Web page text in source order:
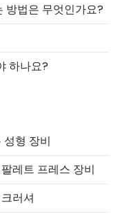
방법은 무엇인가요?
하나요?
형 장비
레트 프레스 장비
러셔